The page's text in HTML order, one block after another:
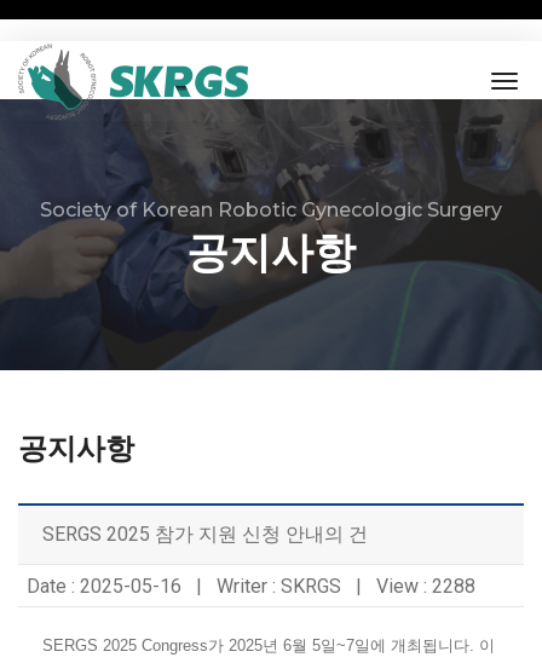
Society of Korean Robotic Gynecologic Surgery
공지사항
공지사항
SERGS 2025 참가 지원 신청 안내의 건
Date : 2025-05-16 | Writer : SKRGS | View : 2288
SERGS 2025 Congress가 2025년 6월 5일~7일에 개최됩니다. 이